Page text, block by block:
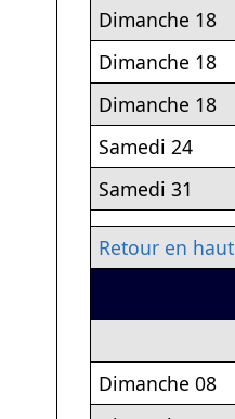
Dimanche 18
Dimanche 18
Dimanche 18
Samedi 24
Samedi 31
Retour en haut
Dimanche 08